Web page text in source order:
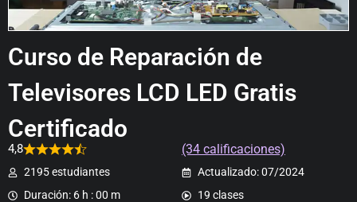
Curso de Reparación de
Televisores LCD LED Gratis
Certificado
4,8 (34 calificaciones)
2195 estudiantes
Actualizado: 07/2024
Duración: 6 h : 00 m
19 clases